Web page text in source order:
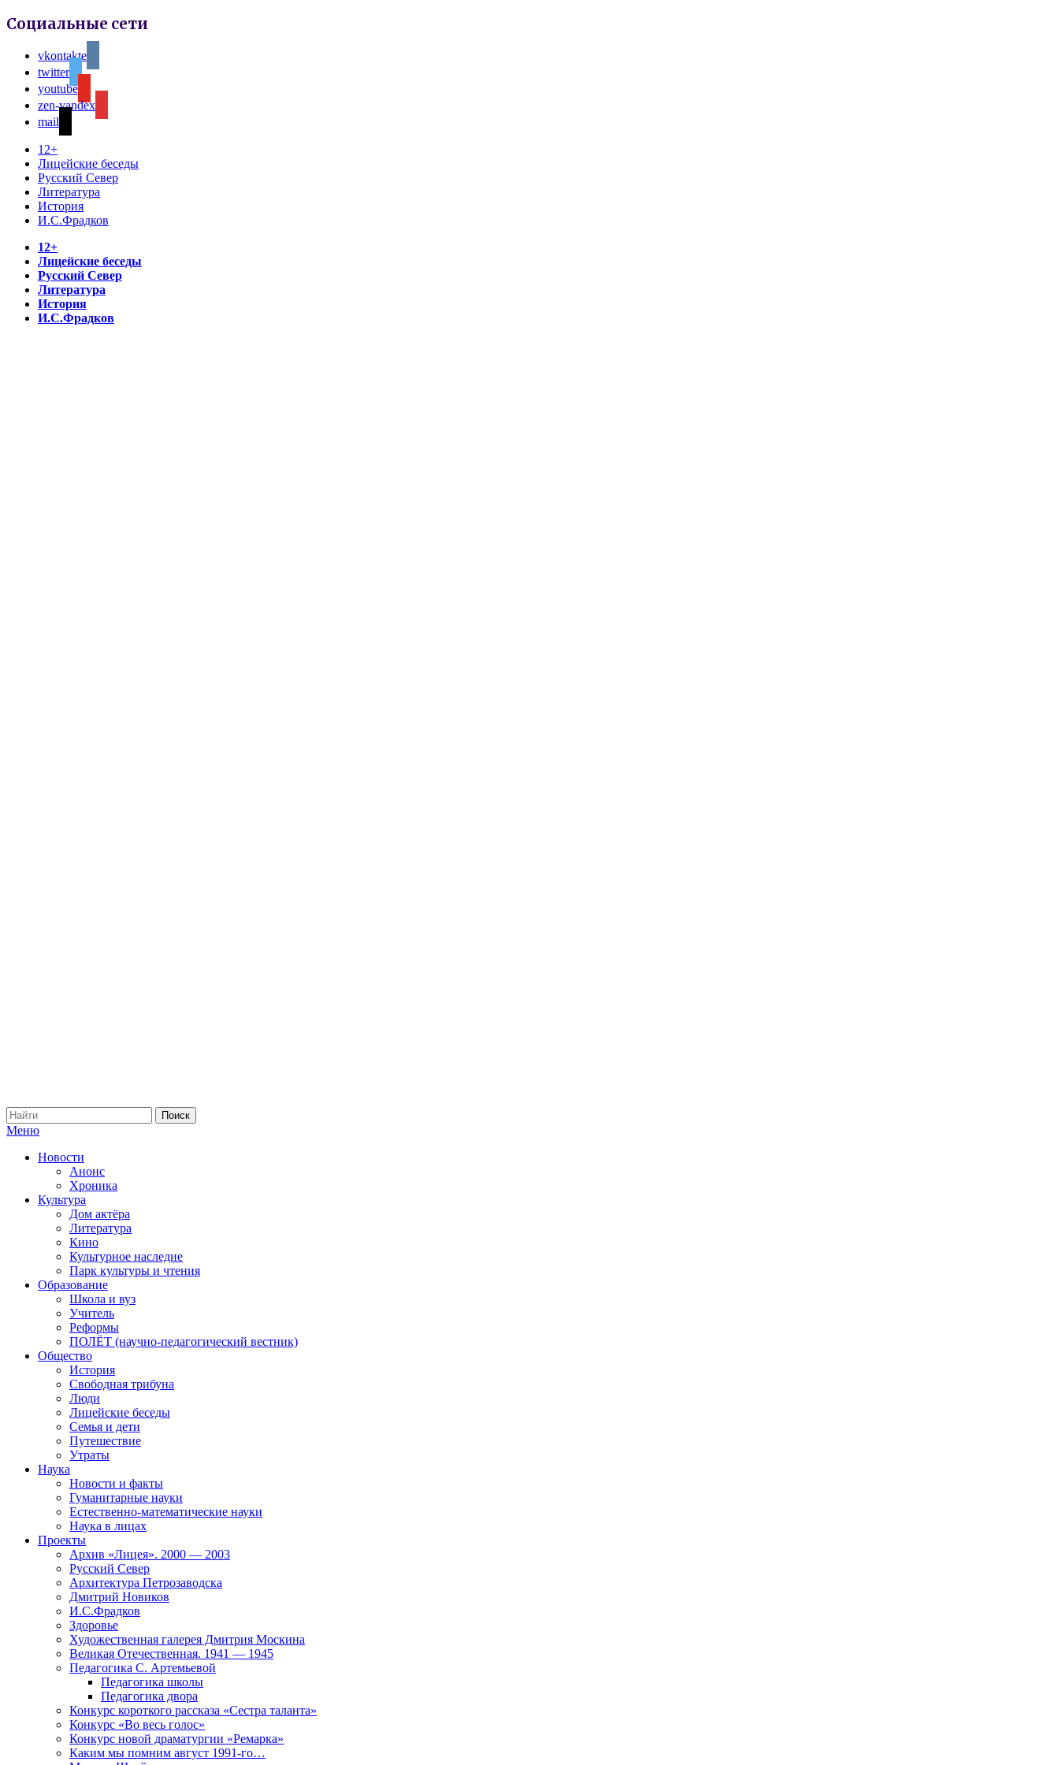
Социальные сети
vkontakte
twitter
youtube
zen-yandex
mail
12+
Лицейские беседы
Русский Север
Литература
История
И.С.Фрадков
12+
Лицейские беседы
Русский Север
Литература
История
И.С.Фрадков
Меню
Новости
Анонс
Хроника
Культура
Дом актёра
Литература
Кино
Культурное наследие
Парк культуры и чтения
Образование
Школа и вуз
Учитель
Реформы
ПОЛЁТ (научно-педагогический вестник)
Общество
История
Свободная трибуна
Люди
Лицейские беседы
Семья и дети
Путешествие
Утраты
Наука
Новости и факты
Гуманитарные науки
Естественно-математические науки
Наука в лицах
Проекты
Архив «Лицея». 2000 — 2003
Русский Север
Архитектура Петрозаводска
Дмитрий Новиков
И.С.Фрадков
Здоровье
Художественная галерея Дмитрия Москина
Великая Отечественная. 1941 — 1945
Педагогика С. Артемьевой
Педагогика школы
Педагогика двора
Конкурс короткого рассказа «Сестра таланта»
Конкурс «Во весь голос»
Конкурс новой драматургии «Ремарка»
Каким мы помним август 1991-го…